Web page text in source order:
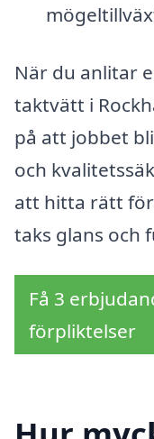
När du anlitar
taktvätt i
på att jobbet
och
att hitta rätt
taks glans och
Få 3
förpliktelser